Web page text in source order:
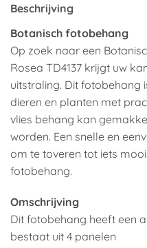
Beschrijving
Botanisch fotobehang
Op zoek naar een
Rosea TD4137 krijgt uw
uitstraling. Dit fotobehang
dieren en planten met
vlies behang kan
worden. Een snelle en
om te toveren tot iets
fotobehang.
Omschrijving
Dit fotobehang heeft een
bestaat uit 4 panelen